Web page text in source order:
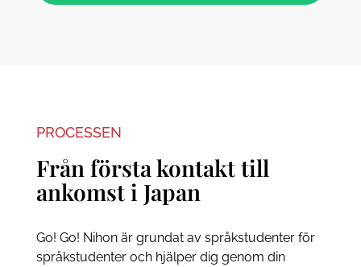
PROCESSEN
Från första kontakt till
ankomst i Japan
Go! Go! Nihon är grundat av språkstudenter för
språkstudenter och hjälper dig genom din